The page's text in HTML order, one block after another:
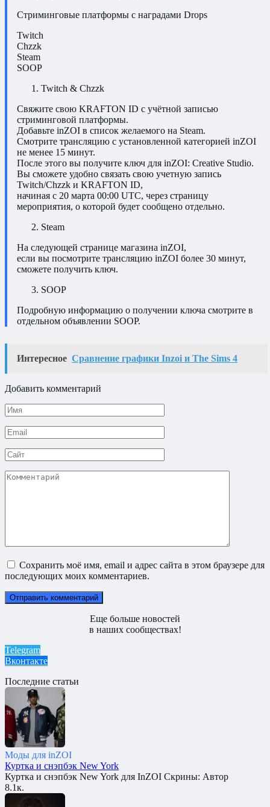
Стриминговые платформы с наградами Drops
Twitch
Chzzk
Steam
SOOP
Twitch & Chzzk
Свяжите свою KRAFTON ID с учётной записью
стриминговой платформы.
Добавьте inZOI в список желаемого на Steam.
Смотрите трансляцию с установленной категорией inZOI
не менее 15 минут.
После этого вы получите ключ для inZOI: Creative Studio.
Вы сможете удобно связать свою учетную запись
Twitch/Chzzk и KRAFTON ID,
начиная с 20 марта 00:00 UTC, через страницу
мероприятия, о которой будет сообщено отдельно.
Steam
На следующей странице магазина inZOI,
если вы посмотрите трансляцию inZOI более 30 минут,
сможете получить ключ.
SOOP
Подробную информацию о получении ключа смотрите в
отдельном объявлении SOOP.
Интересное Сравнение графики Inzoi и The Sims 4
Добавить комментарий
Имя
*
Email
*
Сайт
Комментарий
Сохранить моё имя, email и адрес сайта в этом браузере для
последующих моих комментариев.
Еще больше новостей
в наших сообществах!
Telegram
Вконтакте
Последние статьи
Моды для inZOI
Куртка и снэпбэк New York
Куртка и снэпбэк New York для InZOI Скрины: Автор
8.1к.